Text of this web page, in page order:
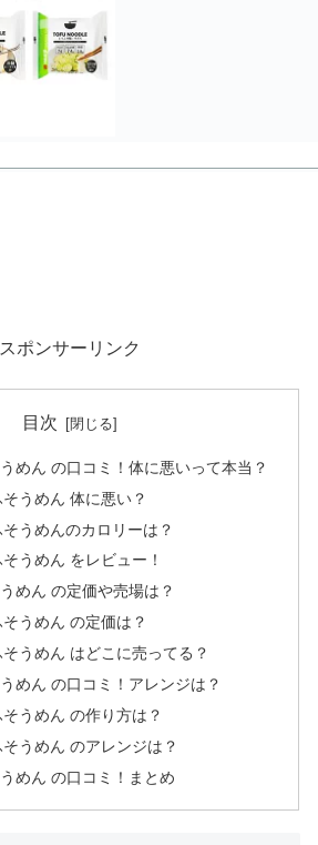
スポンサーリンク
目次
めん の口コミ！体に悪いって本当？
うめん 体に悪い？
うめんのカロリーは？
うめん をレビュー！
めん の定価や売場は？
うめん の定価は？
うめん はどこに売ってる？
めん の口コミ！アレンジは？
うめん の作り方は？
うめん のアレンジは？
めん の口コミ！まとめ